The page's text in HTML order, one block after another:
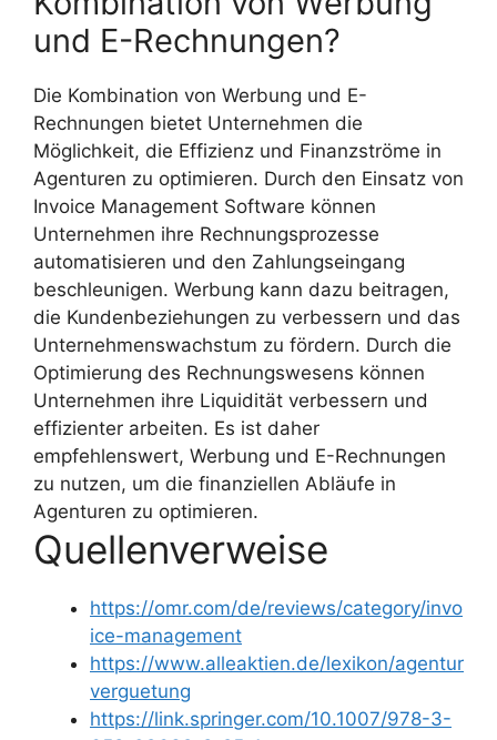
und E-Rechnungen?
Die Kombination von Werbung und E-
Rechnungen bietet Unternehmen die
Möglichkeit, die Effizienz und Finanzströme in
Agenturen zu optimieren. Durch den Einsatz von
Invoice Management Software können
Unternehmen ihre Rechnungsprozesse
automatisieren und den Zahlungseingang
beschleunigen. Werbung kann dazu beitragen,
die Kundenbeziehungen zu verbessern und das
Unternehmenswachstum zu fördern. Durch die
Optimierung des Rechnungswesens können
Unternehmen ihre Liquidität verbessern und
effizienter arbeiten. Es ist daher
empfehlenswert, Werbung und E-Rechnungen
zu nutzen, um die finanziellen Abläufe in
Agenturen zu optimieren.
Quellenverweise
https://omr.com/de/reviews/category/invo
ice-management
https://www.alleaktien.de/lexikon/agentur
verguetung
https://link.springer.com/10.1007/978-3-